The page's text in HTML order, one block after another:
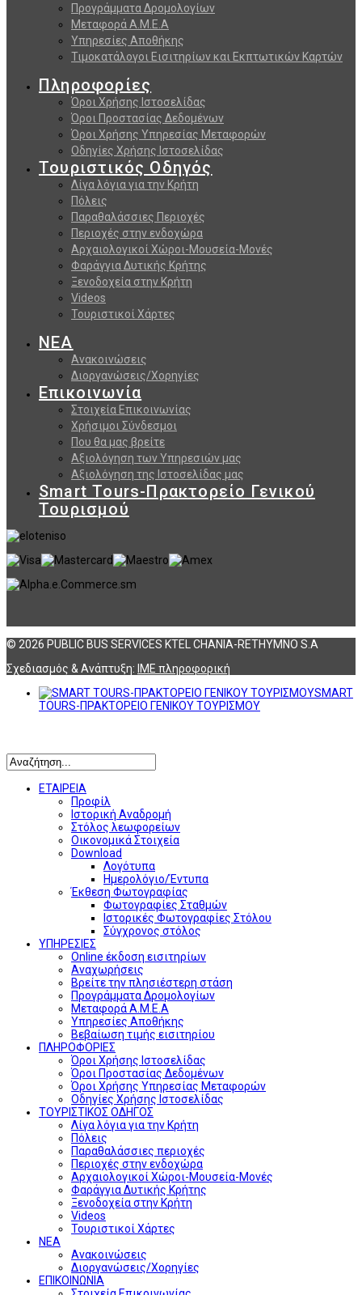
Προγράμματα Δρομολογίων
Μεταφορά Α.Μ.Ε.Α
Υπηρεσίες Αποθήκης
Τιμοκατάλογοι Εισιτηρίων και Εκπτωτικών Καρτών
Πληροφορίες
Όροι Χρήσης Ιστοσελίδας
Όροι Προστασίας Δεδομένων
Όροι Χρήσης Υπηρεσίας Μεταφορών
Οδηγίες Χρήσης Ιστοσελίδας
Τουριστικός Οδηγός
Λίγα λόγια για την Κρήτη
Πόλεις
Παραθαλάσσιες Περιοχές
Περιοχές στην ενδοχώρα
Αρχαιολογικοί Χώροι-Μουσεία-Μονές
Φαράγγια Δυτικής Κρήτης
Ξενοδοχεία στην Κρήτη
Videos
Τουριστικοί Χάρτες
ΝΕΑ
Ανακοινώσεις
Διοργανώσεις/Χορηγίες
Επικοινωνία
Στοιχεία Επικοινωνίας
Χρήσιμοι Σύνδεσμοι
Που θα μας βρείτε
Αξιολόγηση των Υπηρεσιών μας
Αξιολόγηση της Ιστοσελίδας μας
Smart Tours-Πρακτορείο Γενικού
Τουρισμού
© 2026 PUBLIC BUS SERVICES KTEL CHANIA-RETHYMNO S.A
Σχεδιασμός & Ανάπτυξη: ΙΜΕ πληροφορική
SMART
TOURS-ΠΡΑΚΤΟΡΕΙΟ ΓΕΝΙΚΟΥ ΤΟΥΡΙΣΜΟΥ
ΕΤΑΙΡΕΙΑ
Προφίλ
Ιστορική Αναδρομή
Στόλος λεωφορείων
Οικονομικά Στοιχεία
Download
Λογότυπα
Ημερολόγιο/Έντυπα
Έκθεση Φωτογραφίας
Φωτογραφίες Σταθμών
Ιστορικές Φωτογραφίες Στόλου
Σύγχρονος στόλος
ΥΠΗΡΕΣΙΕΣ
Online έκδοση εισιτηρίων
Αναχωρήσεις
Βρείτε την πλησιέστερη στάση
Προγράμματα Δρομολογίων
Μεταφορά Α.Μ.Ε.Α
Υπηρεσίες Αποθήκης
Βεβαίωση τιμής εισιτηρίου
ΠΛΗΡΟΦΟΡΙΕΣ
Όροι Χρήσης Ιστοσελίδας
Όροι Προστασίας Δεδομένων
Όροι Χρήσης Υπηρεσίας Μεταφορών
Οδηγίες Χρήσης Ιστοσελίδας
ΤΟΥΡΙΣΤΙΚΟΣ ΟΔΗΓΟΣ
Λίγα λόγια για την Κρήτη
Πόλεις
Παραθαλάσσιες περιοχές
Περιοχές στην ενδοχώρα
Αρχαιολογικοί Χώροι-Μουσεία-Μονές
Φαράγγια Δυτικής Κρήτης
Ξενοδοχεία στην Κρήτη
Videos
Τουριστικοί Χάρτες
ΝΕΑ
Ανακοινώσεις
Διοργανώσεις/Χορηγίες
ΕΠΙΚΟΙΝΩΝΙΑ